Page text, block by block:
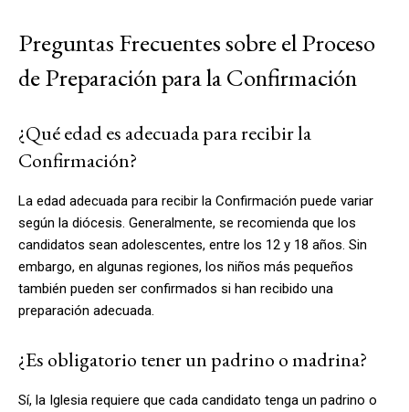
Preguntas Frecuentes sobre el Proceso
de Preparación para la Confirmación
¿Qué edad es adecuada para recibir la
Confirmación?
La edad adecuada para recibir la Confirmación puede variar
según la diócesis. Generalmente, se recomienda que los
candidatos sean adolescentes, entre los 12 y 18 años. Sin
embargo, en algunas regiones, los niños más pequeños
también pueden ser confirmados si han recibido una
preparación adecuada.
¿Es obligatorio tener un padrino o madrina?
Sí, la Iglesia requiere que cada candidato tenga un padrino o